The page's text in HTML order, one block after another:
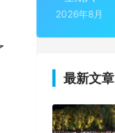
2026年8月
最新文章